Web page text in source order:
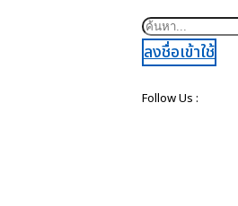
ค้นหา
ลงชื่อเข้าใช้
Follow Us :